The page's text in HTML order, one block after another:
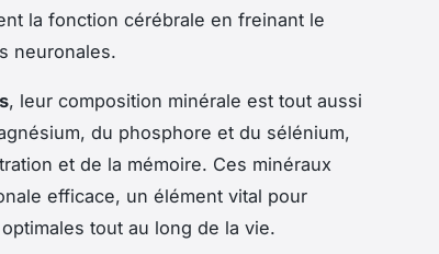
la fonction cérébrale en freinant le
neuronales.
, leur composition minérale est tout aussi
du phosphore et du sélénium,
et de la mémoire. Ces minéraux
efficace, un élément vital pour
tout au long de la vie.